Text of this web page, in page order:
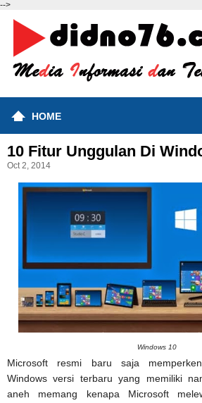
-->
HOME
10 Fitur Unggulan Di
Oct 2, 2014
Windows 10
Microsoft resmi baru saja
Windows versi terbaru yang memiliki
aneh memang kenapa Microsoft